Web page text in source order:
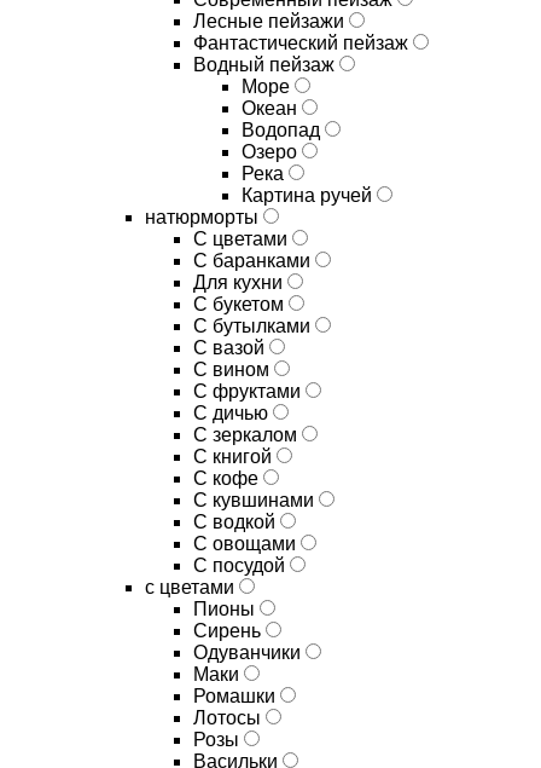
Лесные пейзажи
Фантастический пейзаж
Водный пейзаж
Море
Океан
Водопад
Озеро
Река
Картина ручей
натюрморты
С цветами
С баранками
Для кухни
C букетом
C бутылками
C вазой
C вином
C фруктами
C дичью
C зеркалом
C книгой
C кофе
C кувшинами
C водкой
C овощами
C посудой
с цветами
Пионы
Сирень
Одуванчики
Маки
Ромашки
Лотосы
Розы
Васильки